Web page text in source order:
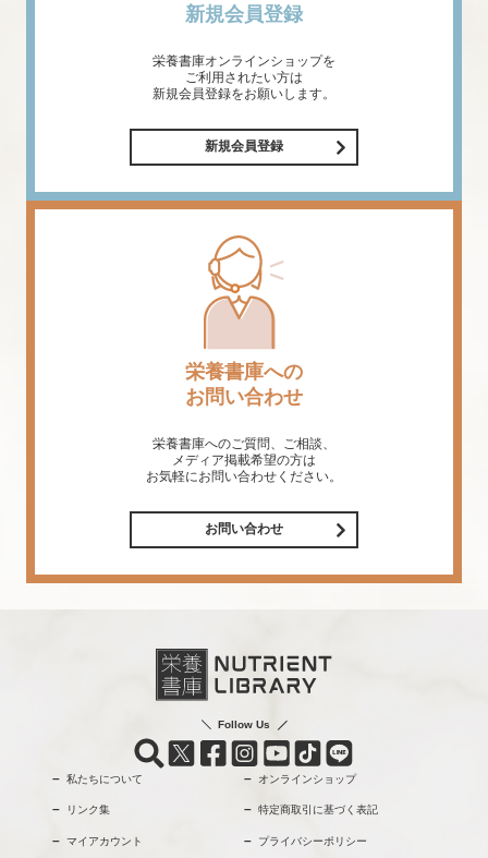
新規会員登録
栄養書庫オンラインショップを
ご利用されたい方は
新規会員登録をお願いします。
新規会員登録
栄養書庫への
お問い合わせ
栄養書庫へのご質問、ご相談、
メディア掲載希望の方は
お気軽にお問い合わせください。
お問い合わせ
Follow Us
私たちについて オンラインショップ
リンク集 特定商取引に基づく表記
マイアカウント プライバシーポリシー